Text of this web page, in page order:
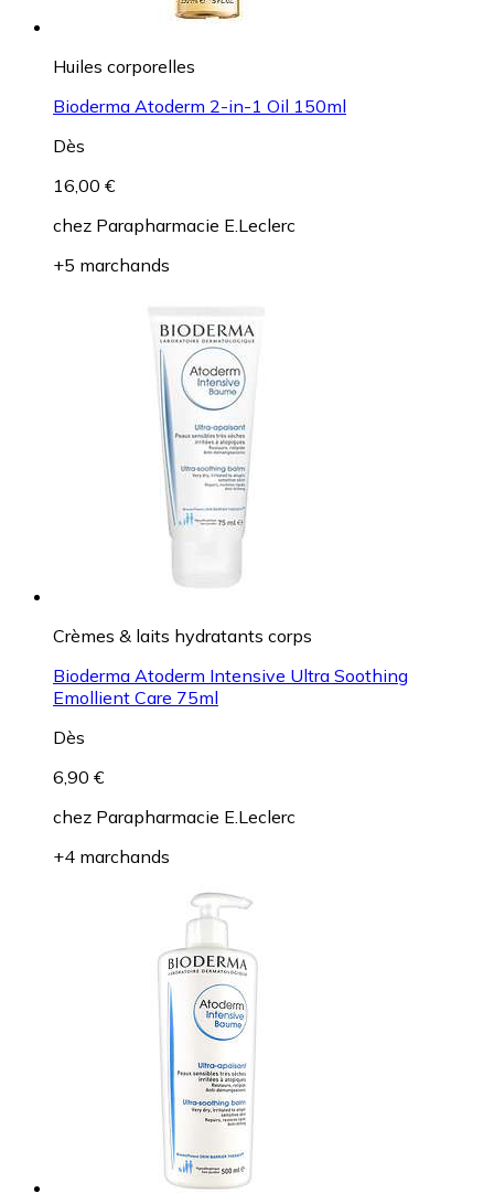
Huiles corporelles
Bioderma Atoderm 2-in-1 Oil 150ml
Dès
16,00 €
chez Parapharmacie E.Leclerc
+5 marchands
Crèmes & laits hydratants corps
Bioderma Atoderm Intensive Ultra Soothing
Emollient Care 75ml
Dès
6,90 €
chez Parapharmacie E.Leclerc
+4 marchands